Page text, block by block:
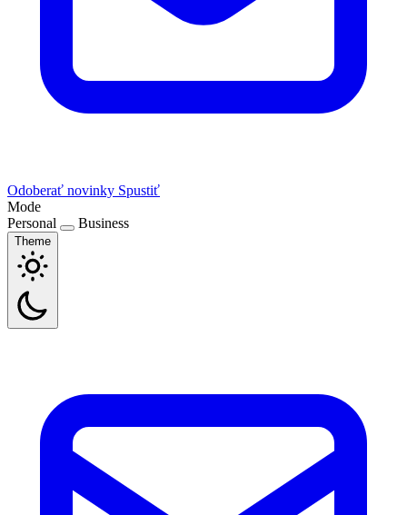
Odoberať novinky Spustiť
Mode
Personal
Business
Theme